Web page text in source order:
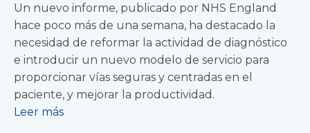
Un nuevo informe, publicado por NHS England
hace poco más de una semana, ha destacado la
necesidad de reformar la actividad de diagnóstico
e introducir un nuevo modelo de servicio para
proporcionar vías seguras y centradas en el
paciente, y mejorar la productividad.
Leer más